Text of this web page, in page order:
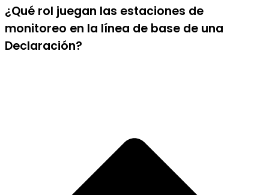
¿Qué rol juegan las estaciones de
monitoreo en la línea de base de una
Declaración?